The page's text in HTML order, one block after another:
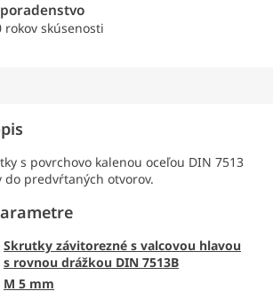
rokov skúsenosti
s povrchovo kalenou oceľou DIN 7513
do predvŕtaných otvorov.
Skrutky závitorezné s valcovou hlavou
s rovnou drážkou DIN 7513B
M 5 mm